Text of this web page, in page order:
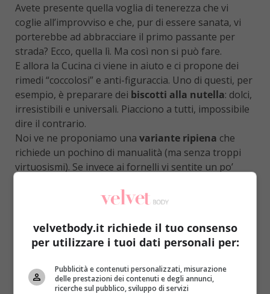
Avete presente quella voglia di tenerezza che vi
coglie all’improvviso e che, pur di essere sanata, vi
porterebbe ad abbracciare il primo passante per
strada? Ecco, quella lì. Ma così non si può fare.
E allora la Cucina ci viene in aiuto e ci propone dei
rimedi “coccolosi” e anti-figuraccia. Uno di questi, per
esempio, è preparare dei biscotti alla nutella: dolci,
irresistibili e universali. Piacciono a tutti, impossibile
dire il contrario.
Noi ve ne proponiamo una variante ripiena che
richiede un pochino di manualità (ma senza troppi
virtuosismi). Se invece ai fornelli vi sentite un po’
amorosi, ma comunque non volete rinunciare al
più semplice e velocissima, che richiede soltanto
tre ingredienti: successo e golosità garantite!
Ma torniamo a noi e passiamo al necessario per i
biscotti farciti:
velvetbody.it richiede il tuo consenso
per utilizzare i tuoi dati personali per:
Pubblicità e contenuti personalizzati, misurazione
delle prestazioni dei contenuti e degli annunci,
ricerche sul pubblico, sviluppo di servizi